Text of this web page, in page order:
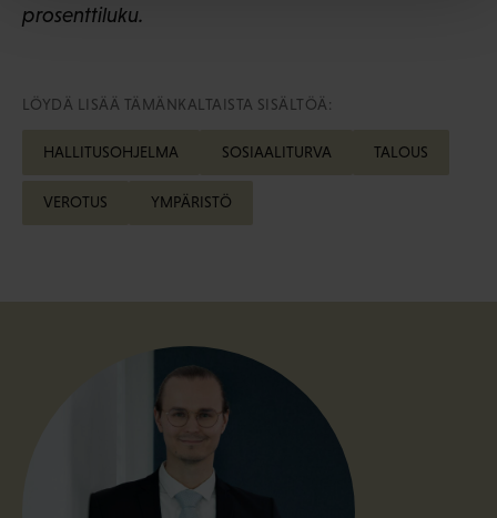
prosenttiluku.
LÖYDÄ LISÄÄ TÄMÄNKALTAISTA SISÄLTÖÄ:
HALLITUSOHJELMA SOSIAALITURVA TALOUS
VEROTUS YMPÄRISTÖ